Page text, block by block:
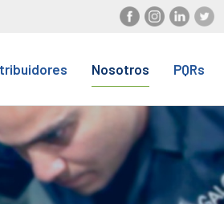
Nosotros PQRs